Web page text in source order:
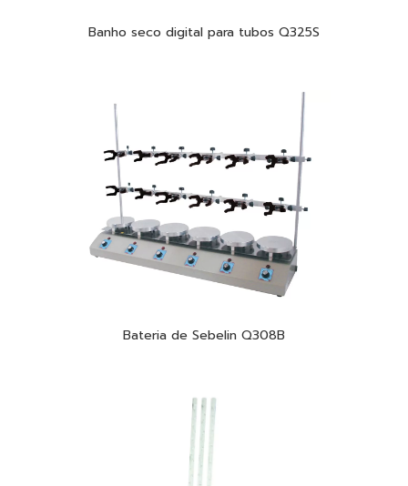
Banho seco digital para tubos Q325S
Bateria de Sebelin Q308B